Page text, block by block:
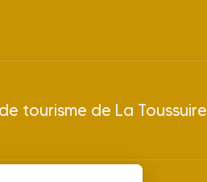
tourisme de La Toussuire